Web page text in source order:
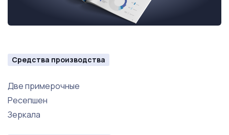
Средства производства
Две примерочные
Ресепшен
Зеркала